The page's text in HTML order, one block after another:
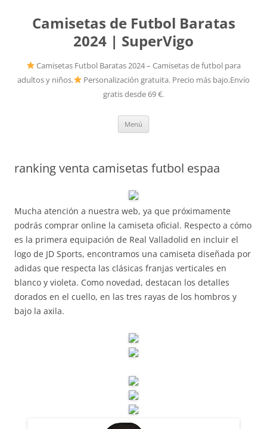
Camisetas de Futbol Baratas
2024 | SuperVigo
Camisetas Futbol Baratas 2024 – Camisetas de futbol para
adultos y niños.
Personalización gratuita. Precio más bajo.Envío
gratis desde 69 €.
Menú
ranking venta camisetas futbol espaa
Mucha atención a nuestra web, ya que próximamente
podrás comprar online la camiseta oficial. Respecto a cómo
es la primera equipación de Real Valladolid en incluir el
logo de JD Sports, encontramos una camiseta diseñada por
adidas que respecta las clásicas franjas verticales en
blanco y violeta. Como novedad, destacan los detalles
dorados en el cuello, en las tres rayas de los hombros y
bajo la axila.